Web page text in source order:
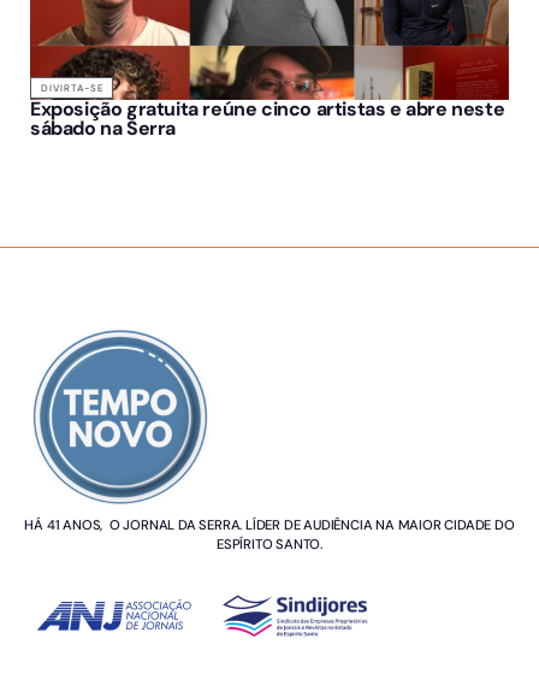
DIVIRTA-SE
Exposição gratuita reúne cinco artistas e abre neste
sábado na Serra
HÁ 41 ANOS, O JORNAL DA SERRA. LÍDER DE AUDIÊNCIA NA MAIOR CIDADE DO
ESPÍRITO SANTO.